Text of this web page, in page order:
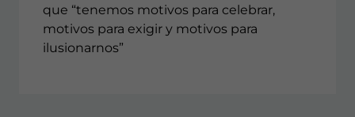
que “tenemos motivos para celebrar,
motivos para exigir y motivos para
ilusionarnos”